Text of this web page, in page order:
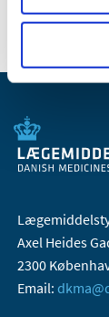
Axel Heides
2300
Email: